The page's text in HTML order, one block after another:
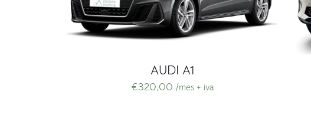
AUDI A1
€320,00 /mes + iva